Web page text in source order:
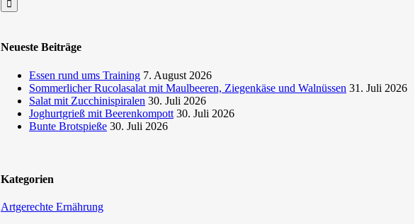
Neueste Beiträge
Essen rund ums Training 7. August 2026
Sommerlicher Rucolasalat mit Maulbeeren, Ziegenkäse und Walnüssen 31. Juli 2026
Salat mit Zucchinispiralen 30. Juli 2026
Joghurtgrieß mit Beerenkompott 30. Juli 2026
Bunte Brotspieße 30. Juli 2026
Kategorien
Artgerechte Ernährung